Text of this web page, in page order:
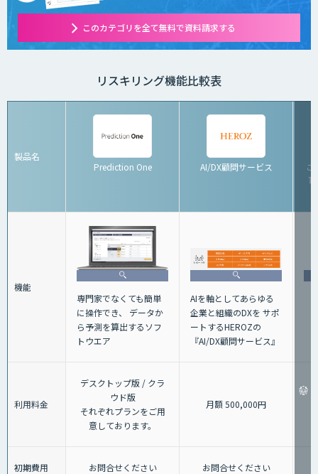
このカテゴリを全て無料で資料請求する
リスキリング機能比較表
製品名
Prediction One
AI/DX顧問サービス
こ
機能
専門家でなくても簡単
に操作でき、 データか
ら予測を算出するソフ
トウエア
AIを軸としてあらゆる
企業と組織のDXを サポ
ートするHEROZの
『AI/DX顧問サービス』
利用料金
デスクトップ版 / クラ
ウド版
それぞれプランをご用
意しております。
月額 500,000円
初期費用 お問合せください お問合せください